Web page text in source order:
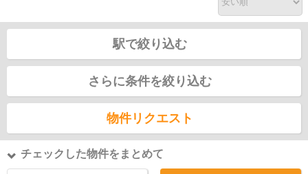
駅で絞り込む
さらに条件を絞り込む
物件リクエスト
チェックした物件をまとめて